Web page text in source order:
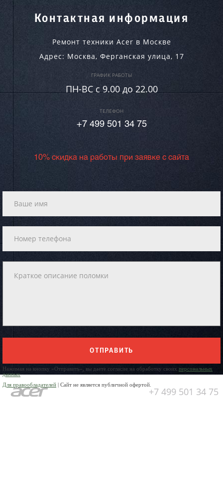
Контактная информация
Ремонт техники Acer в Москве
Адрес: Москва, Ферганская улица, 17
ГРАФИК РАБОТЫ
ПН-ВC c 9.00 до 22.00
ТЕЛЕФОН
+7 499 501 34 75
10% скидка на работы при заявке с сайта
ОТПРАВИТЬ
Нажимая на кнопку «Отправить», вы даете согласие на обработку своих персональных
данных
Для правообладателей | Сайт не является публичной офертой.
+7 499 501 34 75